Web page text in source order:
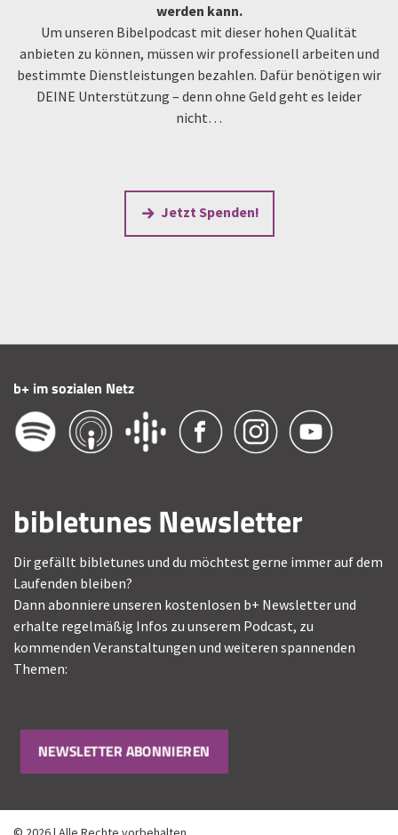
werden kann.
Um unseren Bibelpodcast mit dieser hohen Qualität
anbieten zu können, müssen wir professionell arbeiten und
bestimmte Dienstleistungen bezahlen. Dafür benötigen wir
DEINE Unterstützung – denn ohne Geld geht es leider
nicht…
Jetzt Spenden!
b+ im sozialen Netz
bibletunes Newsletter
Dir gefällt bibletunes und du möchtest gerne immer auf dem
Laufenden bleiben?
Dann abonniere unseren kostenlosen b+ Newsletter und
erhalte regelmäßig Infos zu unserem Podcast, zu
kommenden Veranstaltungen und weiteren spannenden
Themen:
NEWSLETTER ABONNIEREN